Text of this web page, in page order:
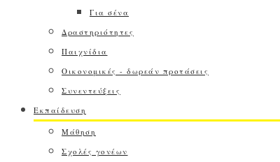
Για σένα
Δραστηριότητες
Παιχνίδια
Οικονομικές - δωρεάν προτάσεις
Συνεντεύξεις
Εκπαίδευση
Μάθηση
Σχολές γονέων